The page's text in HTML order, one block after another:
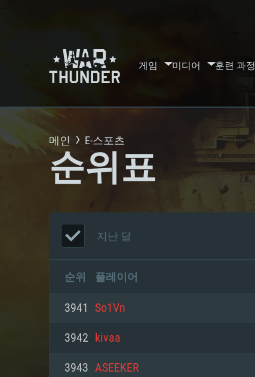
게임 미디어 훈련 과정
메인 E-스포츠
순위표
지난 달
순위 플레이어
3941 So1Vn
3942 kivaa
3943 ASEEKER